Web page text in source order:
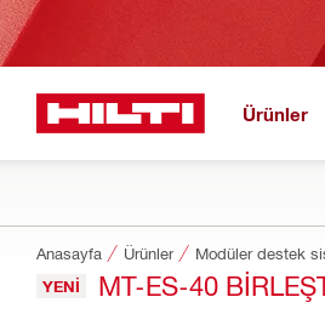
Ürünler
Anasayfa Ürünler
YENI MT-ES-40